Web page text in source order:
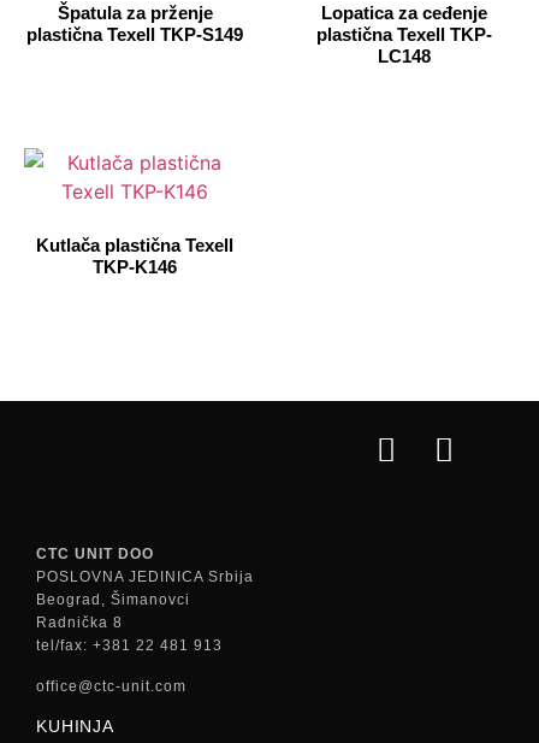
Špatula za prženje
plastična Texell TKP-S149
Lopatica za ceđenje
plastična Texell TKP-
LC148
Kutlača plastična Texell
TKP-K146
CTC UNIT DOO
POSLOVNA JEDINICA Srbija
Beograd, Šimanovci
Radnička 8
tel/fax: +381 22 481 913
office@ctc-unit.com
KUHINJA